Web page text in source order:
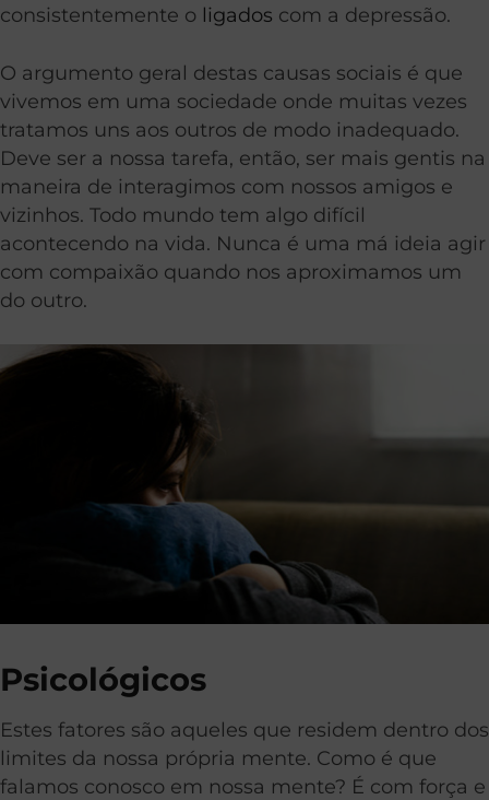
consistentemente o ligados com a depressão.
O argumento geral destas causas sociais é que
vivemos em uma sociedade onde muitas vezes
tratamos uns aos outros de modo inadequado.
Deve ser a nossa tarefa, então, ser mais gentis na
maneira de interagimos com nossos amigos e
vizinhos. Todo mundo tem algo difícil
acontecendo na vida. Nunca é uma má ideia agir
com compaixão quando nos aproximamos um
do outro.
Psicológicos
Estes fatores são aqueles que residem dentro dos
limites da nossa própria mente. Como é que
falamos conosco em nossa mente? É com força e